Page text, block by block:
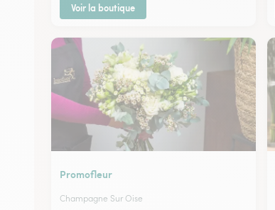
Voir la boutique
Promofleur
Champagne Sur Oise